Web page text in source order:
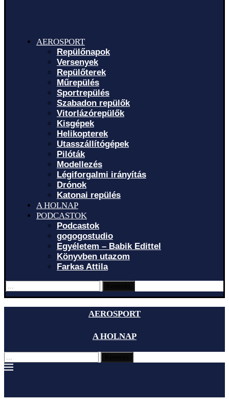
AEROSPORT
Repülőnapok
Versenyek
Repülőterek
Műrepülés
Sportrepülés
Szabadon repülők
Vitorlázórepülők
Kisgépek
Helikopterek
Utasszállítógépek
Pilóták
Modellezés
Légiforgalmi irányítás
Drónok
Katonai repülés
A HOLNAP
PODCASTOK
Podcastok
gogogostudio
Egyéletem – Babik Edittel
Könyvben utazom
Farkas Attila
AEROSPORT
A HOLNAP